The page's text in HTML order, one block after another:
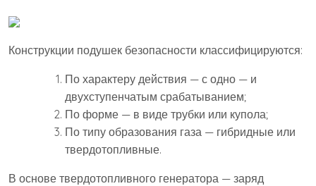
Конструкции подушек безопасности классифицируются:
По характеру действия — с одно — и
двухступенчатым срабатыванием;
По форме — в виде трубки или купола;
По типу образования газа — гибридные или
твердотопливные.
В основе твердотопливного генератора — заряд